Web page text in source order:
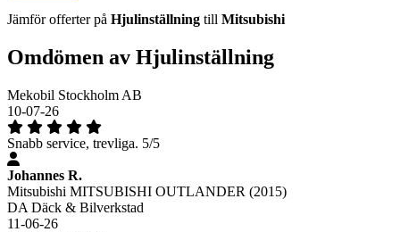
Jämför offerter på Hjulinställning till Mitsubishi
Omdömen av Hjulinställning
Mekobil Stockholm AB
10-07-26
Snabb service, trevliga. 5/5
Johannes R.
Mitsubishi MITSUBISHI OUTLANDER (2015)
DA Däck & Bilverkstad
11-06-26